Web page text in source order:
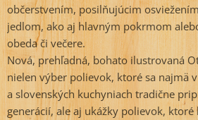
občerstvením, posilňujúcim
jedlom, ako aj hlavným pokrmom
obeda či večere.
Nová, prehľadná, bohato ilustrovaná
nielen výber polievok, ktoré sa najmä
a slovenských kuchyniach tradične
generácií, ale aj ukážky polievok,